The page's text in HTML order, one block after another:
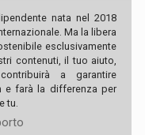
nata nel 2018
Ma la libera
esclusivamente
contenuti, il tuo aiuto,
a garantire
e farà la differenza per
tu.